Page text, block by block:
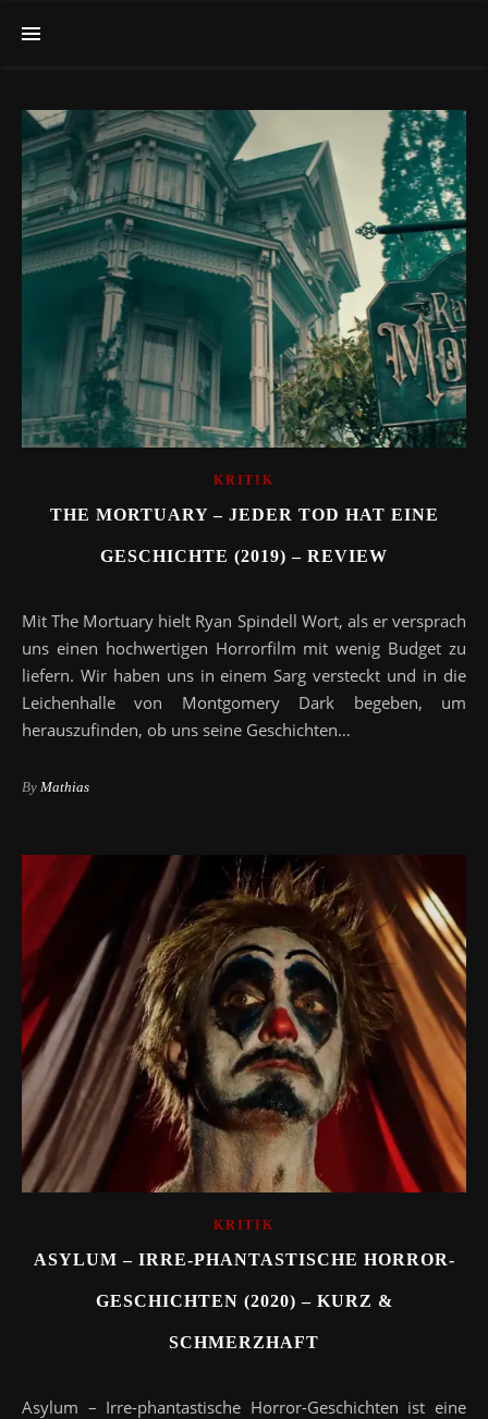
KRITIK
THE MORTUARY – JEDER TOD HAT EINE
GESCHICHTE (2019) – REVIEW
Mit The Mortuary hielt Ryan Spindell Wort, als er versprach
uns einen hochwertigen Horrorfilm mit wenig Budget zu
liefern. Wir haben uns in einem Sarg versteckt und in die
Leichenhalle von Montgomery Dark begeben, um
herauszufinden, ob uns seine Geschichten…
By Mathias
KRITIK
ASYLUM – IRRE-PHANTASTISCHE HORROR-
GESCHICHTEN (2020) – KURZ &
SCHMERZHAFT
Asylum – Irre-phantastische Horror-Geschichten ist eine